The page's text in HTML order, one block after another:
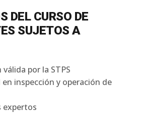
DEL CURSO DE
SUJETOS A
por la STPS
en inspección y operación de
expertos